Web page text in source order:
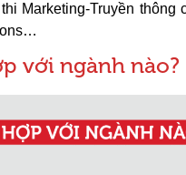
Marketing-Truyền thông
với ngành nào?